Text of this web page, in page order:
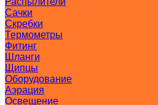
Сачки
Скребки
Термометры
Фитинг
Шланги
Щипцы
Оборудование
Аэрация
Освещение